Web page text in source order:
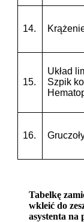
14.
15.
Układ
Szpik
16.
Tabelkę
wkleić do
asystenta na